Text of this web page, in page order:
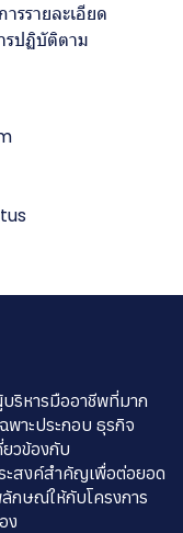
รรายละเอียด
รปฏิบัติตาม
ริหารมืออาชีพที่มาก
พาะประกอบ ธุรกิจ
วข้องกับ
ะสงค์สำคัญเพื่อต่อยอด
กษณ์ให้กับโครงการ
ง